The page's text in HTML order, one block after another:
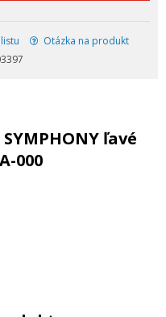
Otázka na produkt
ľavé
000